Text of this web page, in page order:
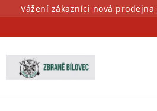
PřejítVážení zákazníci nová